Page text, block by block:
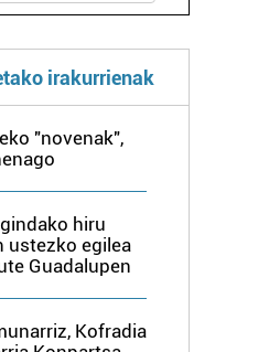
irakurrienak
"novenak",
hiru
ustezko egilea
Guadalupen
Kofradia